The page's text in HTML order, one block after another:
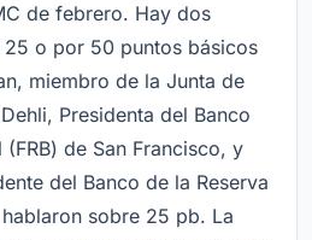
de febrero. Hay dos
o por 50 puntos básicos
miembro de la Junta de
Presidenta del Banco
(FRB) de San Francisco, y
del Banco de la Reserva
sobre 25 pb. La